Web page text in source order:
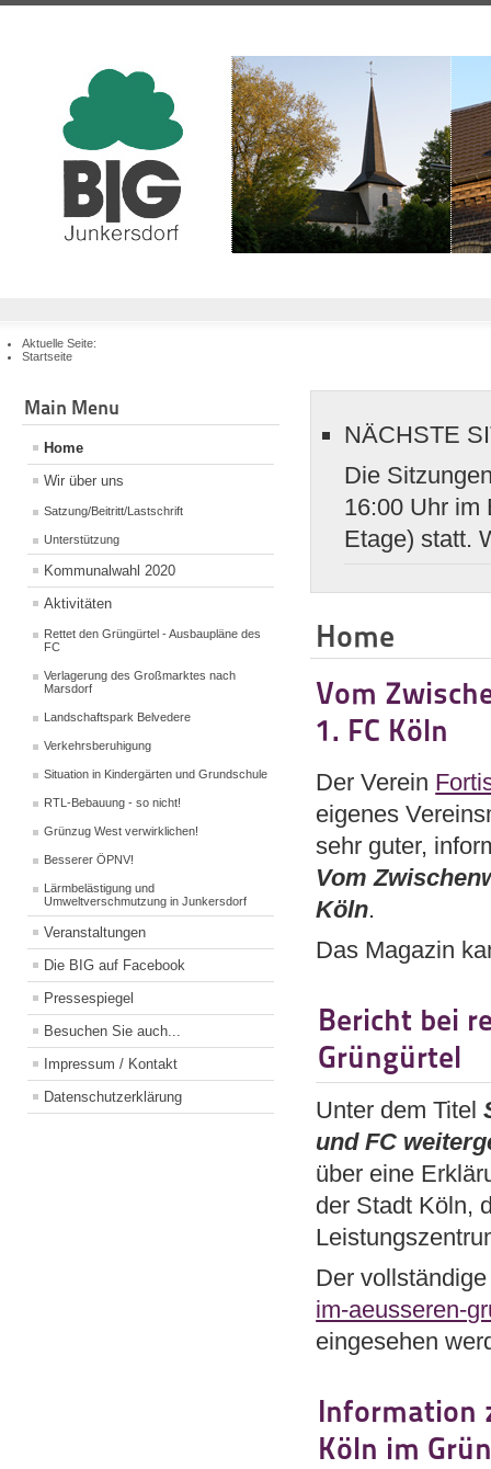
Aktuelle Seite:
Startseite
Main Menu
Home
Wir über uns
Satzung/Beitritt/Lastschrift
Unterstützung
Kommunalwahl 2020
Aktivitäten
Rettet den Grüngürtel - Ausbaupläne des
FC
Verlagerung des Großmarktes nach
Marsdorf
Landschaftspark Belvedere
Verkehrsberuhigung
Situation in Kindergärten und Grundschule
RTL-Bebauung - so nicht!
Grünzug West verwirklichen!
Besserer ÖPNV!
Lärmbelästigung und
Umweltverschmutzung in Junkersdorf
Veranstaltungen
Die BIG auf Facebook
Pressespiegel
Besuchen Sie auch...
Impressum / Kontakt
Datenschutzerklärung
NÄCHSTE
Die
16:00 Uhr im
Etage) statt.
Home
Vom
1. FC Köln
Der Verein
eigenes
sehr guter,
Vom
Köln.
Das Magazin
Bericht bei
Grüngürtel
Unter dem Titel
und FC
über eine
der Stadt Köln,
Der
im-aeusseren-
eingesehen
Information
Köln im